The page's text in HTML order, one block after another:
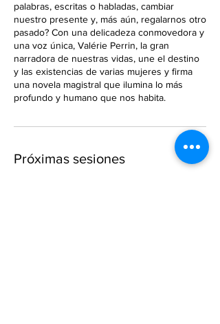
palabras, escritas o habladas, cambiar
nuestro presente y, más aún, regalarnos otro
pasado? Con una delicadeza conmovedora y
una voz única, Valérie Perrin, la gran
narradora de nuestras vidas, une el destino
y las existencias de varias mujeres y firma
una novela magistral que ilumina lo más
profundo y humano que nos habita.
Próximas sesiones